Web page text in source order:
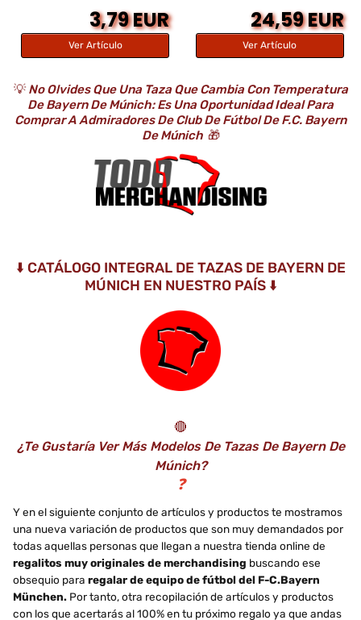
3,79 EUR
Ver Artículo
24,59 EUR
Ver Artículo
💡No Olvides Que Una Taza Que Cambia Con Temperatura
De Bayern De Múnich: Es Una Oportunidad Ideal Para
Comprar A Admiradores De Club De Fútbol De F.C. Bayern
De Múnich 🎁
⬇️ CATÁLOGO INTEGRAL DE TAZAS DE BAYERN DE
MÚNICH EN NUESTRO PAÍS ⬇️
🔴
¿Te Gustaría Ver Más Modelos De Tazas De Bayern De
Múnich?
❓
Y en el siguiente conjunto de artículos y productos te mostramos
una nueva variación de productos que son muy demandados por
todas aquellas personas que llegan a nuestra tienda online de
regalitos muy originales de merchandising buscando ese
obsequio para regalar de equipo de fútbol del F-C.Bayern
München. Por tanto, otra recopilación de artículos y productos
con los que acertarás al 100% en tu próximo regalo ya que andas